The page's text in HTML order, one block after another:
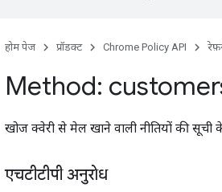
होम पेज प्रॉडक्ट Chrome Policy API
Method:
खोज क्वेरी से मेल खाने वाली नीतियों की सूची
एचटीटीपी अनुरोध